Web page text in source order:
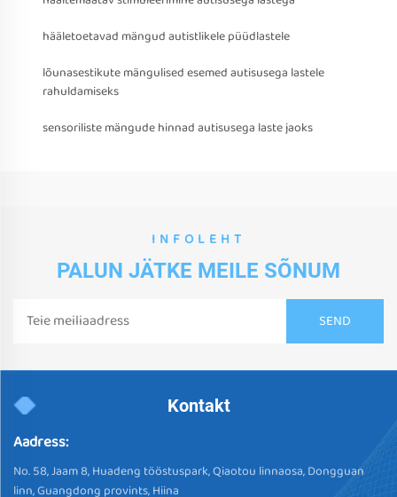
hääletoetavad mängud autistlikele püüdlastele
lõunasestikute mängulised esemed autisusega lastele
rahuldamiseks
sensoriliste mängude hinnad autisusega laste jaoks
INFOLEHT
PALUN JÄTKE MEILE SÕNUM
Kontakt
Aadress:
No. 58, Jaam 8, Huadeng tööstuspark, Qiaotou linnaosa, Dongguan
linn, Guangdong provints, Hiina